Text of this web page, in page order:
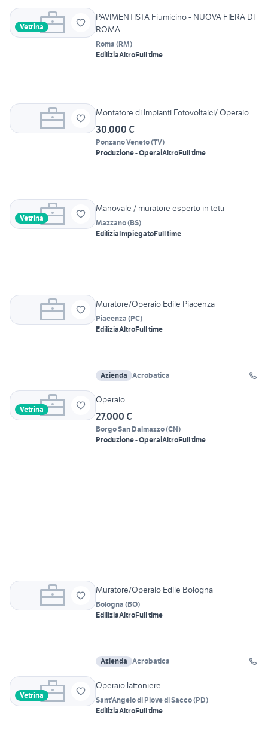
Vetrina
PAVIMENTISTA Fiumicino - NUOVA FIERA DI
ROMA
Roma (RM)
EdiliziaAltroFull time
Montatore di Impianti Fotovoltaici/ Operaio
30.000 €
Ponzano Veneto(TV)
Produzione - OperaiAltroFull time
Vetrina
Manovale / muratore esperto in tetti
Mazzano(BS)
EdiliziaImpiegatoFull time
Muratore/Operaio Edile Piacenza
Piacenza (PC)
EdiliziaAltroFull time
Azienda Acrobatica
Vetrina
Operaio
27.000 €
Borgo San Dalmazzo(CN)
Produzione - OperaiAltroFull time
Muratore/Operaio Edile Bologna
Bologna (BO)
EdiliziaAltroFull time
Azienda Acrobatica
Vetrina
Operaio lattoniere
Sant'Angelo di Piove di Sacco(PD)
EdiliziaAltroFull time